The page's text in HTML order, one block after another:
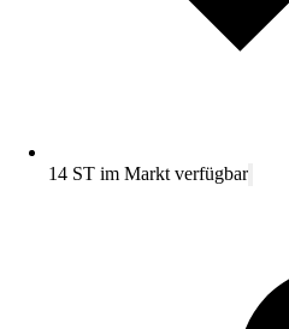
14 ST im Markt verfügbar